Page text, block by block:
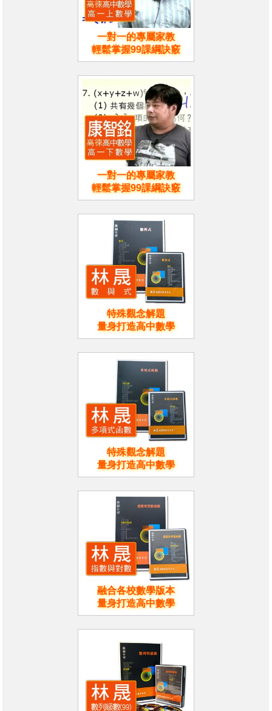
一對一的專屬家教
輕鬆掌握99課綱訣竅
一對一的專屬家教
輕鬆掌握99課綱訣竅
特殊觀念解題
量身打造高中數學
特殊觀念解題
量身打造高中數學
融合各校數學版本
量身打造高中數學